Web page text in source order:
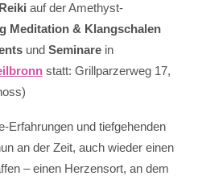
auf der Amethyst-
Meditation & Klangschalen
und Seminare in
statt: Grillparzerweg 17,
Erfahrungen und tiefgehenden
an der Zeit, auch wieder einen
– einen Herzensort, an dem